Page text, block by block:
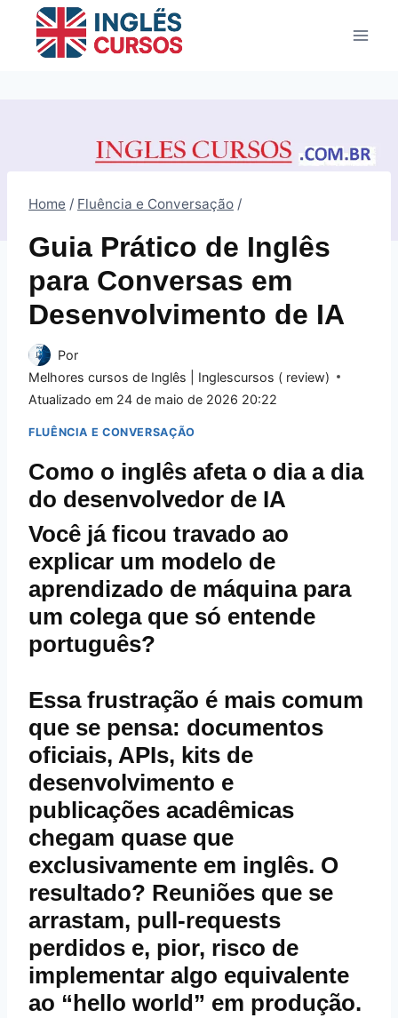
Home / Fluência e Conversação /
Guia Prático de Inglês
para Conversas em
Desenvolvimento de IA
Por
Melhores cursos de Inglês | Inglescursos ( review)
Atualizado em 24 de maio de 2026 20:22
FLUÊNCIA E CONVERSAÇÃO
Como o inglês afeta o dia a dia
do desenvolvedor de IA
Você já ficou travado ao
explicar um modelo de
aprendizado de máquina para
um colega que só entende
português?
Essa frustração é mais comum
que se pensa: documentos
oficiais, APIs, kits de
desenvolvimento e
publicações acadêmicas
chegam quase que
exclusivamente em inglês. O
resultado? Reuniões que se
arrastam, pull‑requests
perdidos e, pior, risco de
implementar algo equivalente
ao “hello world” em produção.